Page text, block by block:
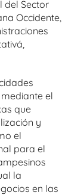
del Sector
Occidente,
el
que
y
el
para el
la
en las